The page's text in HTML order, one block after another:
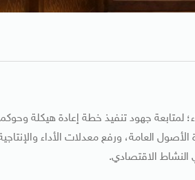
لمتابعة جهود تنفيذ خطة إعادة هيكلة
العامة، ورفع معدلات الأداء
النشاط الاقتصادي.